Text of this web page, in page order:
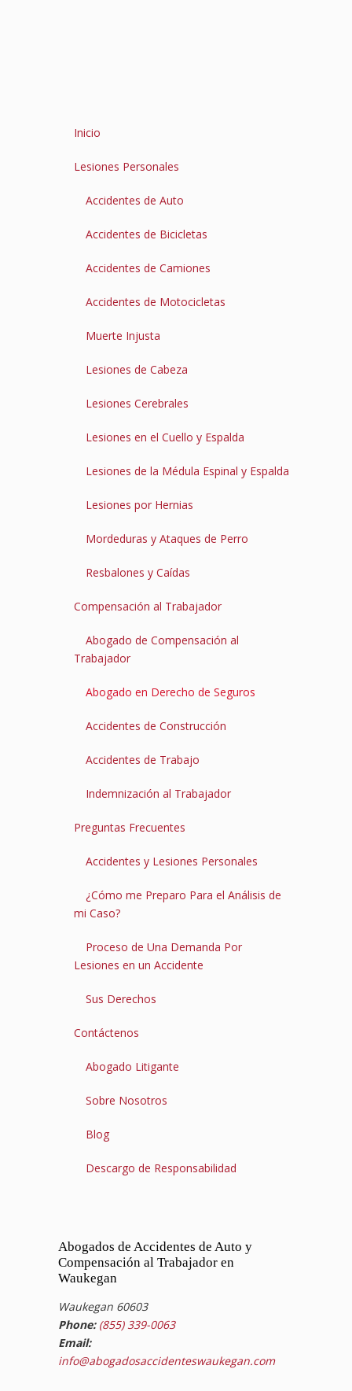
Inicio
Lesiones Personales
Accidentes de Auto
Accidentes de Bicicletas
Accidentes de Camiones
Accidentes de Motocicletas
Muerte Injusta
Lesiones de Cabeza
Lesiones Cerebrales
Lesiones en el Cuello y Espalda
Lesiones de la Médula Espinal y Espalda
Lesiones por Hernias
Mordeduras y Ataques de Perro
Resbalones y Caídas
Compensación al Trabajador
Abogado de Compensación al
Trabajador
Abogado en Derecho de Seguros
Accidentes de Construcción
Accidentes de Trabajo
Indemnización al Trabajador
Preguntas Frecuentes
Accidentes y Lesiones Personales
¿Cómo me Preparo Para el Análisis de
mi Caso?
Proceso de Una Demanda Por
Lesiones en un Accidente
Sus Derechos
Contáctenos
Abogado Litigante
Sobre Nosotros
Blog
Descargo de Responsabilidad
Abogados de Accidentes de Auto y
Compensación al Trabajador en
Waukegan
Waukegan 60603
Phone: (855) 339-0063
Email:
info@abogadosaccidenteswaukegan.com